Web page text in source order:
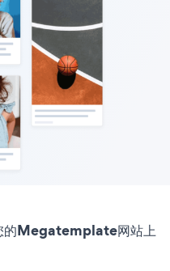
的Megatemplate网站上